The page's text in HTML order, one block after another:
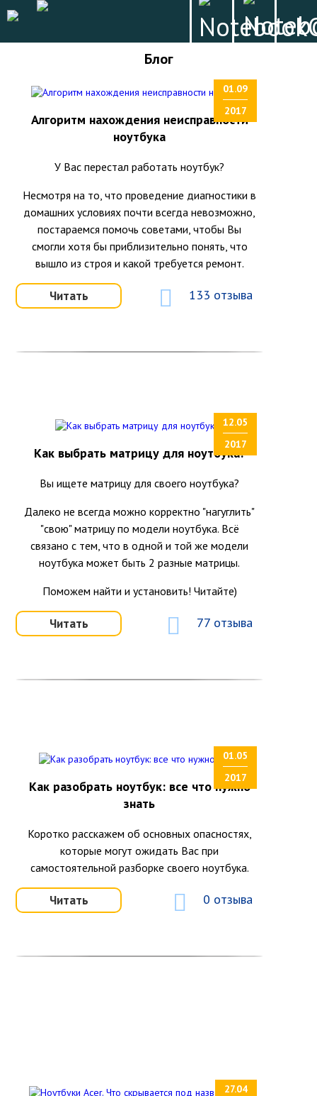
Блог
01.09
2017
Алгоритм нахождения неисправности
ноутбука
У Вас перестал работать ноутбук?
Несмотря на то, что проведение диагностики в
домашних условиях почти всегда невозможно,
постараемся помочь советами, чтобы Вы
смогли хотя бы приблизительно понять, что
вышло из строя и какой требуется ремонт.
Читать 133 отзыва
12.05
2017
Как выбрать матрицу для ноутбука?
Вы ищете матрицу для своего ноутбука?
Далеко не всегда можно корректно "нагуглить"
"свою" матрицу по модели ноутбука. Всё
связано с тем, что в одной и той же модели
ноутбука может быть 2 разные матрицы.
Поможем найти и установить! Читайте)
Читать 77 отзыва
01.05
2017
Как разобрать ноутбук: все что нужно
знать
Коротко расскажем об основных опасностях,
которые могут ожидать Вас при
самостоятельной разборке своего ноутбука.
Читать 0 отзыва
27.04